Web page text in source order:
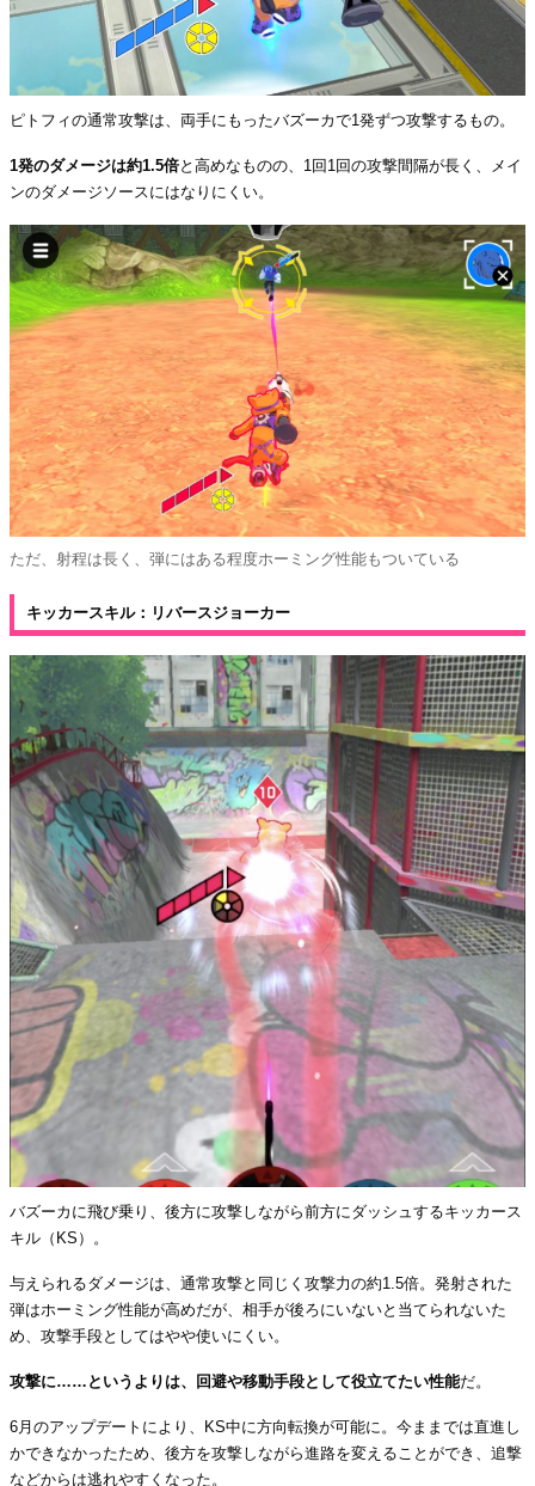
ピトフィの通常攻撃は、両手にもったバズーカで1発ずつ攻撃するもの。
1発のダメージは約1.5倍と高めなものの、1回1回の攻撃間隔が長く、メイ
ンのダメージソースにはなりにくい。
ただ、射程は長く、弾にはある程度ホーミング性能もついている
キッカースキル：リバースジョーカー
バズーカに飛び乗り、後方に攻撃しながら前方にダッシュするキッカース
キル（KS）。
与えられるダメージは、通常攻撃と同じく攻撃力の約1.5倍。発射された
弾はホーミング性能が高めだが、相手が後ろにいないと当てられないた
め、攻撃手段としてはやや使いにくい。
攻撃に……というよりは、回避や移動手段として役立てたい性能だ。
6月のアップデートにより、KS中に方向転換が可能に。今ままでは直進し
かできなかったため、後方を攻撃しながら進路を変えることができ、追撃
などからは逃れやすくなった。